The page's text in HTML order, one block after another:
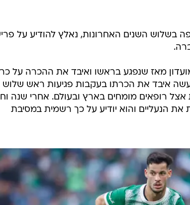
בשלוש השנים האחרונות, נאלץ להודיע על
המועדון מאז שנפגע בראשו ואיבד את ההכרה על כר
מכבי בני ריינה בינואר 2023 - למעשה איבד את הכרתו בעקבות פגיעות ראש שלוש
רופאים מומחים בארץ ובעולם. אחרי שנה
הנעליים והוא יודיע על כך רשמית במסיבת